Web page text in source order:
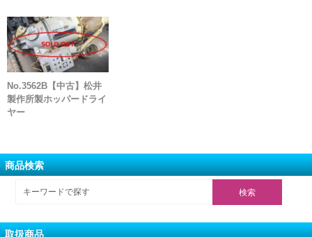
No.3562B【中古】松井
製作所製ホッパードライ
ヤー
商品検索
取扱商品